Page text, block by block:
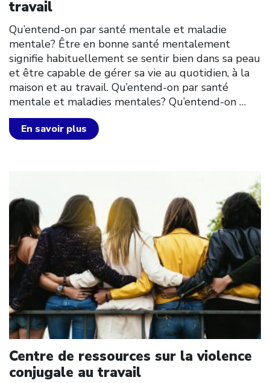
travail
Qu’entend-on par santé mentale et maladie
mentale? Être en bonne santé mentalement
signifie habituellement se sentir bien dans sa peau
et être capable de gérer sa vie au quotidien, à la
maison et au travail. Qu’entend-on par santé
mentale et maladies mentales? Qu’entend-on …
En savoir plus
Centre de ressources sur la violence
conjugale au travail